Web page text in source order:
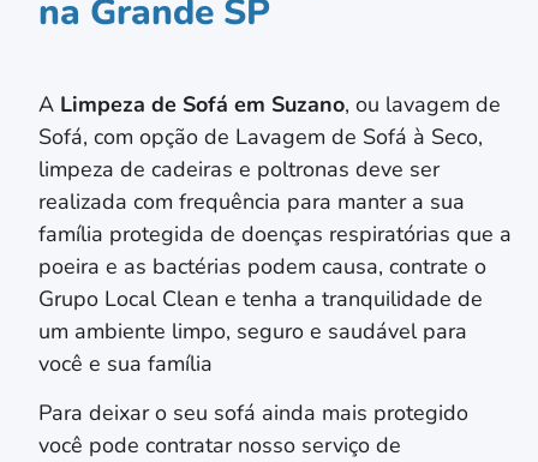
na Grande SP
A Limpeza de Sofá em Suzano, ou lavagem de
Sofá, com opção de Lavagem de Sofá à Seco,
limpeza de cadeiras e poltronas deve ser
realizada com frequência para manter a sua
família protegida de doenças respiratórias que a
poeira e as bactérias podem causa, contrate o
Grupo Local Clean e tenha a tranquilidade de
um ambiente limpo, seguro e saudável para
você e sua família
Para deixar o seu sofá ainda mais protegido
você pode contratar nosso serviço de